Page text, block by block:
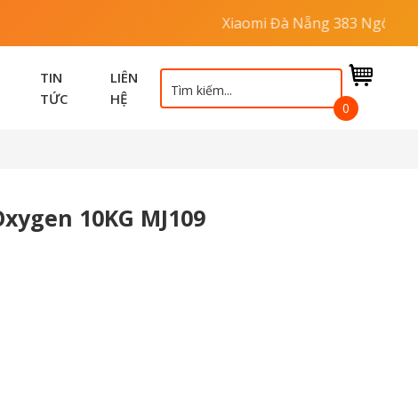
Xiaomi Đà Nẵng 383 Ngô Quyền -
TIN
TỨC
LIÊN
HỆ
0
10KG MJ109